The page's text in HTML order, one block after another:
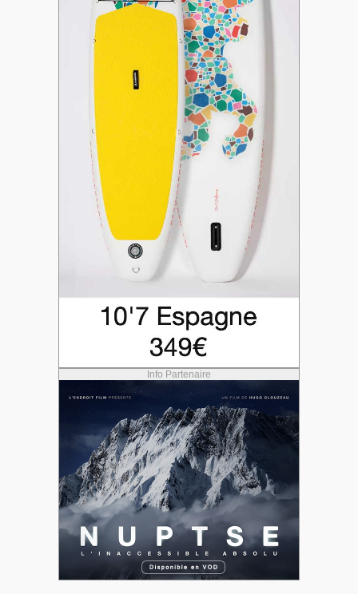
Info Partenaire